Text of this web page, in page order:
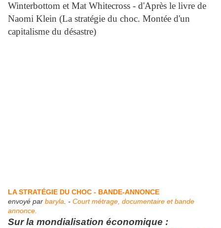
Winterbottom et Mat Whitecross - d'Après le livre de
Naomi Klein (La stratégie du choc. Montée d'un
capitalisme du désastre)
LA STRATÉGIE DU CHOC - BANDE-ANNONCE
envoyé par baryla . - Court métrage, documentaire et bande
annonce.
Sur la mondialisation économique :